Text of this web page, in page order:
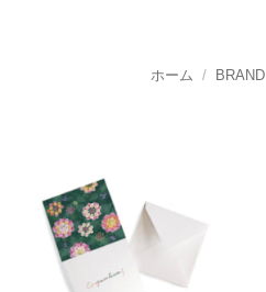
ホーム / BRAND